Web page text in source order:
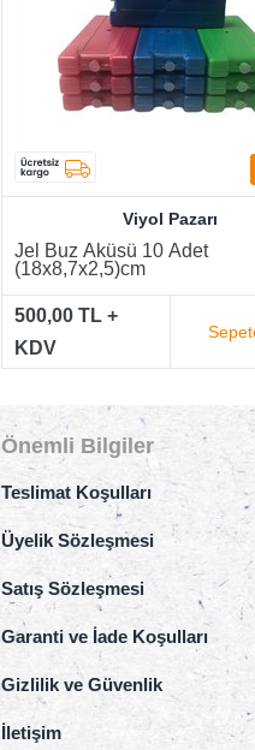
Viyol Pazarı
Jel Buz Aküsü 20 Adet
(18x8,7x2,5)cm
727,50 TL +
KDV
Önemli Bilgiler
Teslimat Koşulları
Üyelik Sözleşmesi
Satış Sözleşmesi
Garanti ve İade Koşulları
Gizlilik ve Güvenlik
İletişim